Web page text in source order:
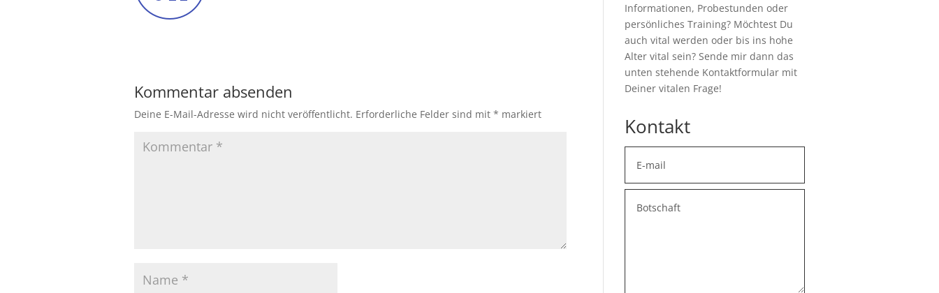
Kommentar absenden
Deine E-Mail-Adresse wird nicht veröffentlicht. Erforderliche Felder sind mit * markiert
Informationen, Probestunden oder
persönliches Training? Möchtest Du
auch vital werden oder bis ins hohe
Alter vital sein? Sende mir dann das
unten stehende Kontaktformular mit
Deiner vitalen Frage!
Kontakt